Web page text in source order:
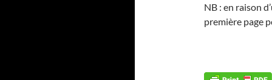
NB : en raison
première page